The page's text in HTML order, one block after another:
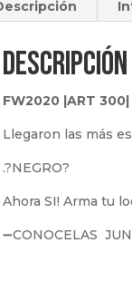
Descripción
FW2020 |ART 300|
Llegaron las más
.?NEGRO?
Ahora SI! Arma tu
➖CONOCELAS